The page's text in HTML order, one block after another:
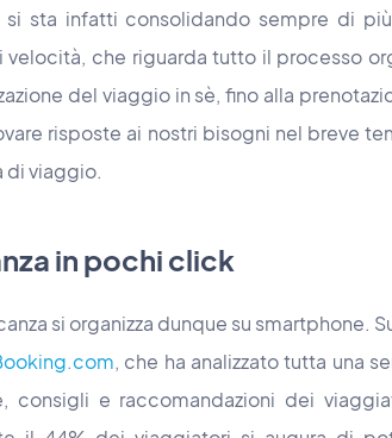
si sta infatti consolidando sempre di
velocità, che riguarda tutto il processo
del viaggio in sè, fino alla
risposte ai nostri bisogni nel breve
di viaggio.
in pochi click
si organizza dunque su smartphone.
, che ha analizzato tutta una
consigli e raccomandazioni dei